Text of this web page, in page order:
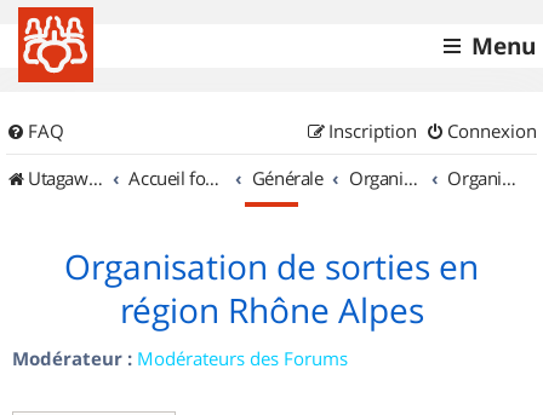
Menu
FAQ Connexion
Inscription
UtagawaVTT (Randos VTT et VTTAE avec traces GPS)
Accueil forum Générale Organisation de sorties & Recherche de partenaires Organisation de sorties en région Rhône Alpes
Organisation de sorties en
région Rhône Alpes
Modérateur : Modérateurs des Forums